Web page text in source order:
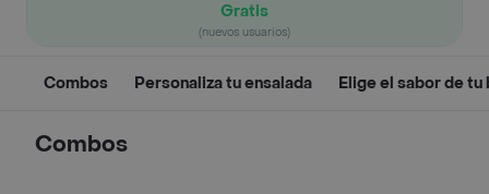
Gratis
(nuevos usuarios)
Combos Personaliza tu ensalada Elige el sabor de tu
Combos